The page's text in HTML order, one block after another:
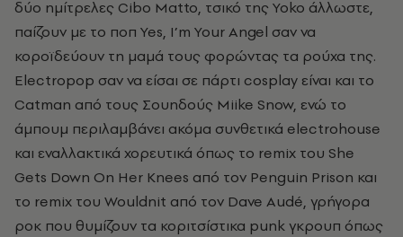
δύο ημίτρελες Cibo Matto, τσικό της Yoko άλλωστε,
παίζουν με το ποπ Yes, I’m Your Angel σαν να
κοροϊδεύουν τη μαμά τους φορώντας τα ρούχα της.
Electropop σαν να είσαι σε πάρτι cosplay είναι και το
Catman από τους Σουηδούς Miike Snow, ενώ το
άμπουμ περιλαμβάνει ακόμα συνθετικά electrohouse
και εναλλακτικά χορευτικά όπως το remix του She
Gets Down On Her Knees από τον Penguin Prison και
το remix του Wouldnit από τον Dave Audé, γρήγορα
ροκ που θυμίζουν τα κοριτσίστικα punk γκρουπ όπως